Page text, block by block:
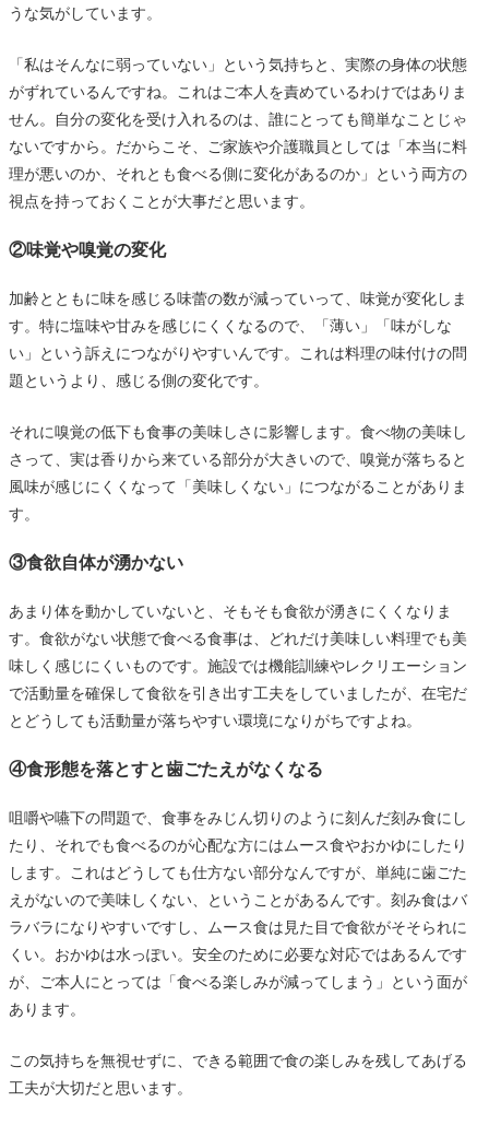
うな気がしています。
「私はそんなに弱っていない」という気持ちと、実際の身体の状態
がずれているんですね。これはご本人を責めているわけではありま
せん。自分の変化を受け入れるのは、誰にとっても簡単なことじゃ
ないですから。だからこそ、ご家族や介護職員としては「本当に料
理が悪いのか、それとも食べる側に変化があるのか」という両方の
視点を持っておくことが大事だと思います。
②味覚や嗅覚の変化
加齢とともに味を感じる味蕾の数が減っていって、味覚が変化しま
す。特に塩味や甘みを感じにくくなるので、「薄い」「味がしな
い」という訴えにつながりやすいんです。これは料理の味付けの問
題というより、感じる側の変化です。
それに嗅覚の低下も食事の美味しさに影響します。食べ物の美味し
さって、実は香りから来ている部分が大きいので、嗅覚が落ちると
風味が感じにくくなって「美味しくない」につながることがありま
す。
③食欲自体が湧かない
あまり体を動かしていないと、そもそも食欲が湧きにくくなりま
す。食欲がない状態で食べる食事は、どれだけ美味しい料理でも美
味しく感じにくいものです。施設では機能訓練やレクリエーション
で活動量を確保して食欲を引き出す工夫をしていましたが、在宅だ
とどうしても活動量が落ちやすい環境になりがちですよね。
④食形態を落とすと歯ごたえがなくなる
咀嚼や嚥下の問題で、食事をみじん切りのように刻んだ刻み食にし
たり、それでも食べるのが心配な方にはムース食やおかゆにしたり
します。これはどうしても仕方ない部分なんですが、単純に歯ごた
えがないので美味しくない、ということがあるんです。刻み食はバ
ラバラになりやすいですし、ムース食は見た目で食欲がそそられに
くい。おかゆは水っぽい。安全のために必要な対応ではあるんです
が、ご本人にとっては「食べる楽しみが減ってしまう」という面が
あります。
この気持ちを無視せずに、できる範囲で食の楽しみを残してあげる
工夫が大切だと思います。